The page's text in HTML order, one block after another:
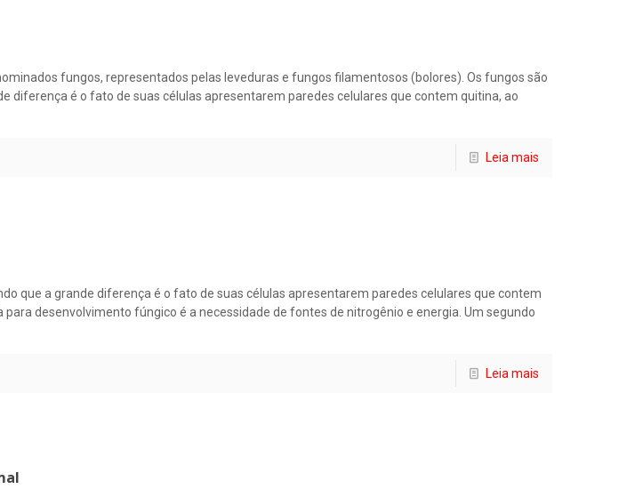
fungos, representados pelas leveduras e fungos filamentosos (bolores). Os fungos são
diferença é o fato de suas células apresentarem paredes celulares que contem quitina, ao
Leia mais
que a grande diferença é o fato de suas células apresentarem paredes celulares que contem
desenvolvimento fúngico é a necessidade de fontes de nitrogênio e energia. Um segundo
Leia mais